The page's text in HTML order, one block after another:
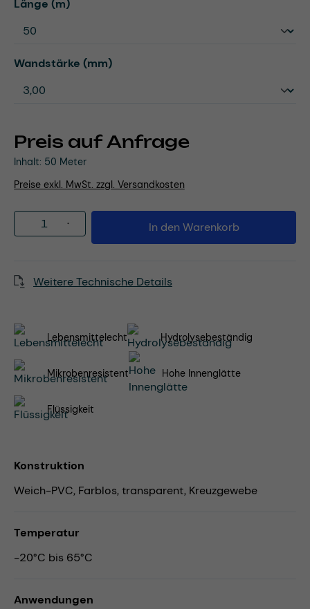
Preis auf Anfrage
Inhalt: 50 Meter
Preise exkl. MwSt. zzgl. Versandkosten
Länge (m)
Wandstärke (mm)auswählen
Produkt Anzahl: Gib den gewünschten
In den Warenkorb
Weitere Technische Details
Lebensmittelecht Hydrolysebeständig
Mikrobenresistent Hohe Innenglätte
Flüssigkeit
Konstruktion
Weich-PVC, Farblos, transparent, Kreuzgewebe
Temperatur
-20°C bis 65°C
Anwendungen